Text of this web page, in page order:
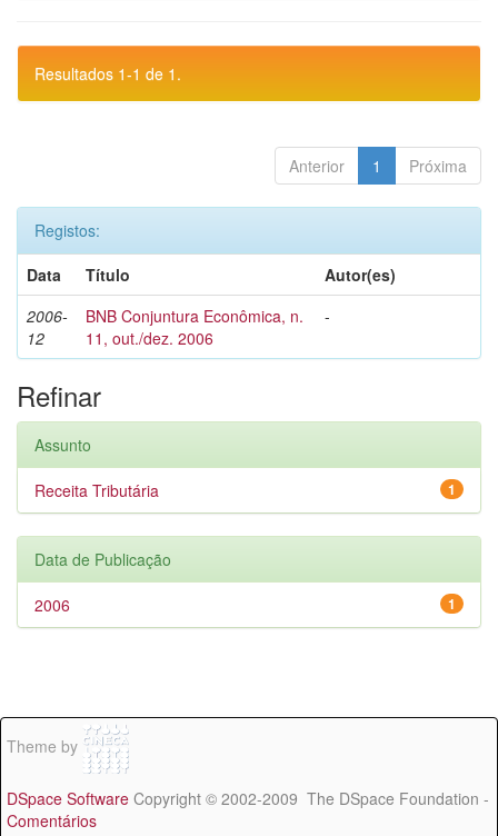
Resultados 1-1 de 1.
Anterior 1 Próxima
Registos:
Data
Título
Autor(es)
2006-
12
BNB Conjuntura Econômica, n.
11, out./dez. 2006
-
Refinar
Assunto
1
Receita Tributária
Data de Publicação
1
2006
Theme by
DSpace Software Copyright © 2002-2009 The DSpace Foundation -
Comentários